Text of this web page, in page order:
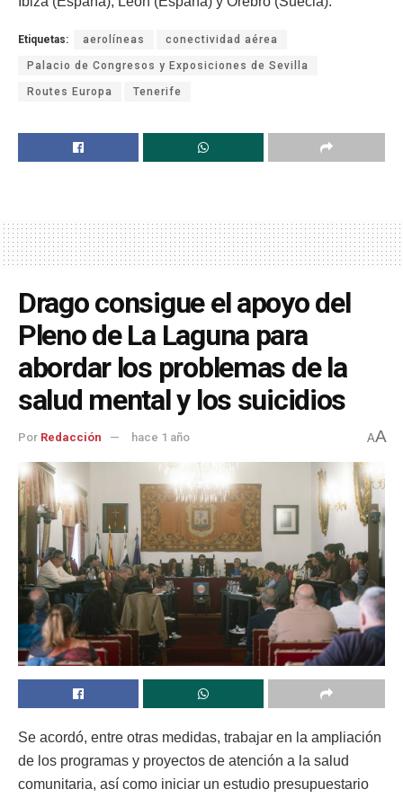
Etiquetas: aerolíneas conectividad aérea
Palacio de Congresos y Exposiciones de Sevilla
Routes Europa Tenerife
Drago consigue el apoyo del
Pleno de La Laguna para
abordar los problemas de la
salud mental y los suicidios
Por Redacción hace 1 año AA
Se acordó, entre otras medidas, trabajar en la ampliación
de los programas y proyectos de atención a la salud
comunitaria, así como iniciar un estudio presupuestario